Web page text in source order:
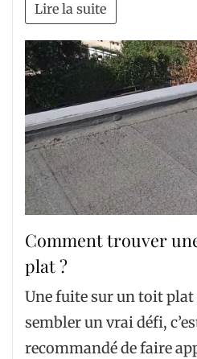
Lire la suite
Comment trouver
plat ?
Une fuite sur un toit
sembler un vrai défi,
recommandé de faire